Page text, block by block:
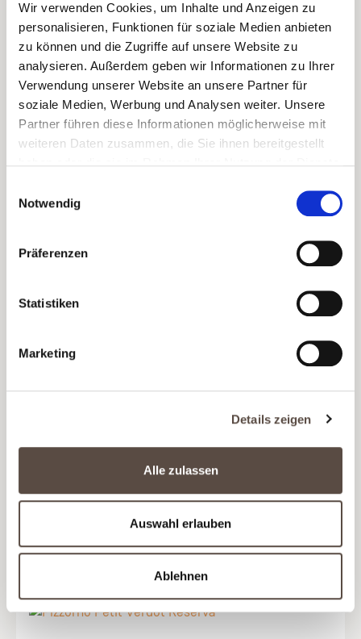
Wir verwenden Cookies, um Inhalte und Anzeigen zu
personalisieren, Funktionen für soziale Medien anbieten
zu können und die Zugriffe auf unsere Website zu
analysieren. Außerdem geben wir Informationen zu Ihrer
Verwendung unserer Website an unsere Partner für
soziale Medien, Werbung und Analysen weiter. Unsere
Partner führen diese Informationen möglicherweise mit
weiteren Daten zusammen, die Sie ihnen bereitgestellt
Notwendig
Präferenzen
Statistiken
Marketing
Details zeigen
Alle zulassen
Auswahl erlauben
Ablehnen
Artikeln
2x Finca Los Galos - Petit
limitiert
2x Pizzorno Petit Verdot
- nur 12 % Vol.
2x PS García - Petit Verdot
Produktgalerie überspringen